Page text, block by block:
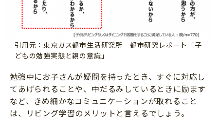
引用元：東京ガス都市生活研究所 都市研究レポート「子
どもの勉強実態と親の意識」
勉強中にお子さんが疑問を持ったとき、すぐに対応し
てあげられることや、中だるみしているときに励ます
など、きめ細かなコミュニケーションが取れること
は、リビング学習のメリットと言えるでしょう。